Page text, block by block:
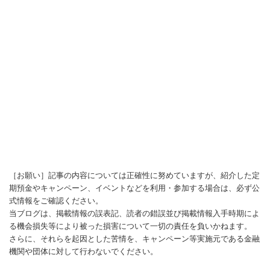
［お願い］記事の内容については正確性に努めていますが、紹介した定
期預金やキャンペーン、イベントなどを利用・参加する場合は、必ず公
式情報をご確認ください。
当ブログは、掲載情報の誤表記、読者の錯誤並び掲載情報入手時期によ
る機会損失等により被った損害について一切の責任を負いかねます。
さらに、それらを起因とした苦情を、キャンペーン等実施元である金融
機関や団体に対して行わないでください。